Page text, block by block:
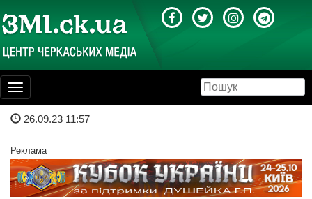
Toggle
navigation
26.09.23 11:57
Реклама